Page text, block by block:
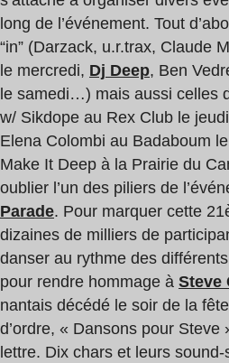
long de l’événement. Tout
“in” (Darzack, u.r.trax, Claude
le mercredi, Dj Deep, Ben
le samedi…) mais aussi celles
w/ Sikdope au Rex Club le
Elena Colombi au Badaboum
Make It Deep à la Prairie du
oublier l’un des piliers de
Parade. Pour marquer cette
dizaines de milliers de
danser au rythme des
pour rendre hommage à Steve
nantais décédé le soir de la
d’ordre, « Dansons pour Steve
lettre. Dix chars et leurs